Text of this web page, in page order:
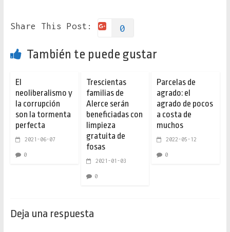
Share This Post: 0
También te puede gustar
El
neoliberalismo y
la corrupción
son la tormenta
perfecta
2021-06-07
0
Trescientas
familias de
Alerce serán
beneficiadas con
limpieza
gratuita de
fosas
2021-01-03
0
Parcelas de
agrado: el
agrado de pocos
a costa de
muchos
2022-05-12
0
Deja una respuesta